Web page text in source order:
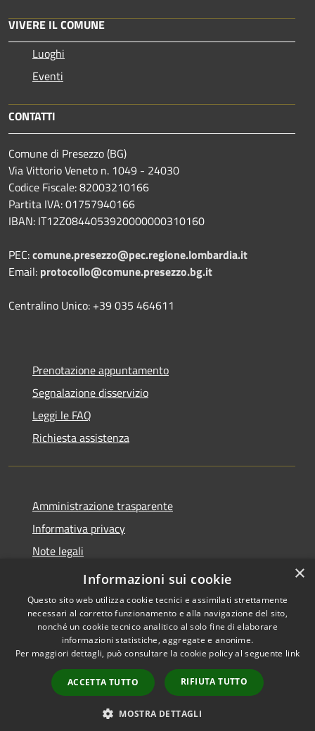
VIVERE IL COMUNE
Luoghi
Eventi
CONTATTI
Comune di Presezzo (BG)
Via Vittorio Veneto n. 1049 - 24030
Codice Fiscale: 82003210166
Partita IVA: 01757940166
IBAN: IT12Z0844053920000000310160
PEC:comune.presezzo@pec.regione.lombardia.it
Email: protocollo@comune.presezzo.bg.it
Centralino Unico: +39 035 464611
Prenotazione appuntamento
Segnalazione disservizio
Leggi le FAQ
Richiesta assistenza
Amministrazione trasparente
Informativa privacy
Note legali
Dichiarazione di accessibilità
Accessibilità
Copyright © 2026 • Comune di
Presezzo • Powered by
Municipium•
Accesso
redazione
×
Informazioni sui cookie
Questo sito web utilizza cookie tecnici e assimilati strettamente
necessari al corretto funzionamento e alla navigazione del sito,
nonché un cookie tecnico analitico al solo fine di elaborare
informazioni statistiche, aggregate e anonime.
Per maggiori dettagli, può consultare la cookie policy al seguente link
ACCETTA TUTTO RIFIUTA TUTTO
MOSTRA DETTAGLI